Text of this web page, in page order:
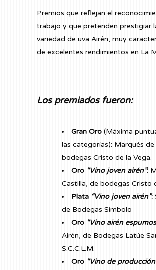
Premios que reflejan el
trabajo y que pretenden prestigiar
variedad de uva Airén, muy
de excelentes rendimientos en La
Los premiados fueron:
Gran Oro (Máxima
las categorías): Marqués de
bodegas Cristo de la Vega.
Oro “Vino joven airén”:
Castilla, de bodegas Cristo
Plata “Vino joven airén”:
de Bodegas Símbolo
Oro “Vino airén
Airén, de Bodegas Latúe
S.C.C.L.M.
Oro “Vino de